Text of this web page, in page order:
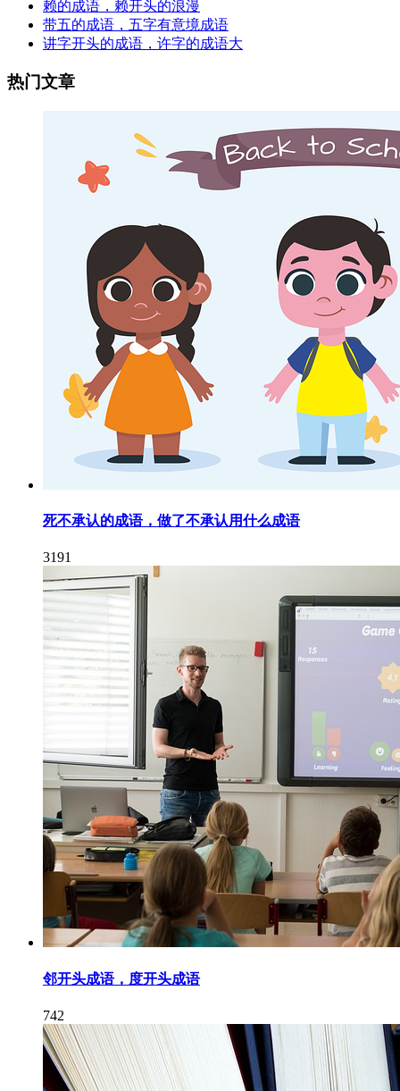
赖的成语，赖开头的浪漫
带五的成语，五字有意境成语
讲字开头的成语，许字的成语大
热门文章
死不承认的成语，做了不承认用什么成语
3191
邻开头成语，度开头成语
742